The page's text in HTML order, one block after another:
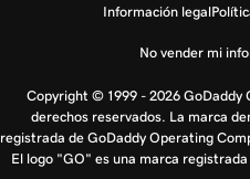
Información legal
No vender mi
Copyright © 1999 - 2026 GoDaddy
derechos reservados. La marca
registrada de GoDaddy Operating
El logo "GO" es una marca